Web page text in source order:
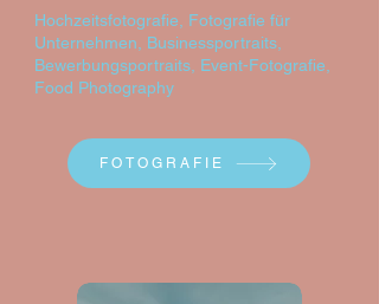
Hochzeitsfotografie, Fotografie für
Unternehmen, Businessportraits,
Bewerbungsportraits, Event-Fotografie,
Food Photography
FOTOGRAFIE